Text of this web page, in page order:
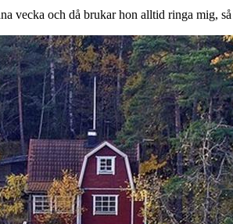
vecka och då brukar hon alltid ringa mig,